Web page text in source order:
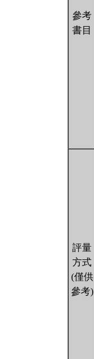
參考
書目
評量
方式
(僅供
參考)